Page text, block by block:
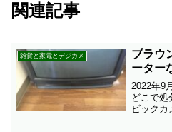
関連記事
雑貨と家電とデジカメ
ブラウ
ーター
2022年9
どこで処
ビックカ